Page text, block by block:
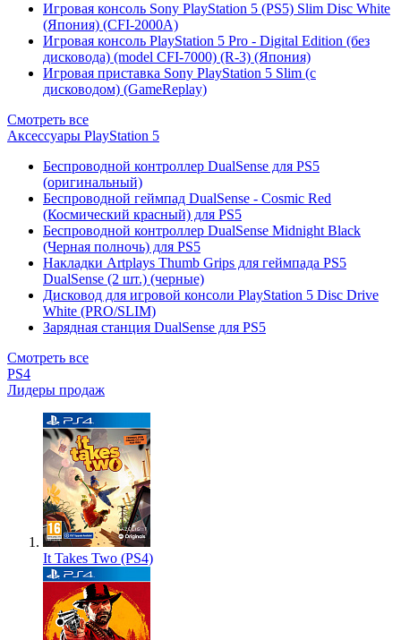
Игровая консоль Sony PlayStation 5 (PS5) Slim Disc White
(Япония) (CFI-2000A)
Игровая консоль PlayStation 5 Pro - Digital Edition (без
дисковода) (model CFI-7000) (R-3) (Япония)
Игровая приставка Sony PlayStation 5 Slim (с
дисководом) (GameReplay)
Смотреть все
Аксессуары PlayStation 5
Беспроводной контроллер DualSense для PS5
(оригинальный)
Беспроводной геймпад DualSense - Cosmic Red
(Космический красный) для PS5
Беспроводной контроллер DualSense Midnight Black
(Черная полночь) для PS5
Накладки Artplays Thumb Grips для геймпада PS5
DualSense (2 шт.) (черные)
Дисковод для игровой консоли PlayStation 5 Disc Drive
White (PRO/SLIM)
Зарядная станция DualSense для PS5
Смотреть все
PS4
Лидеры продаж
It Takes Two (PS4)